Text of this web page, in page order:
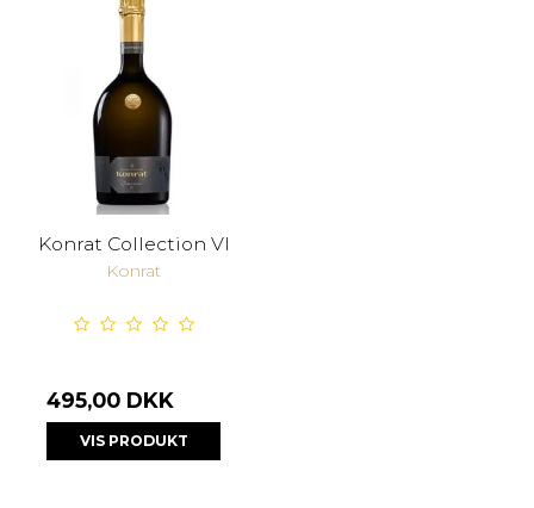
Konrat Collection VI
Konrat
495,00 DKK
VIS PRODUKT